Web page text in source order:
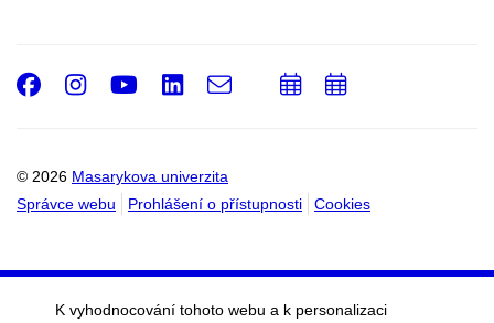
© 2026 Masarykova univerzita
Správce webu
Prohlášení o přístupnosti Cookies
Facebook
Instagram
Youtube
LinkedIn
e-
Email
PřidatPřidat
K vyhodnocování tohoto webu a k personalizaci